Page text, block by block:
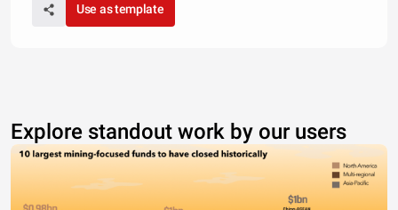
Use as template
Explore standout work by our users